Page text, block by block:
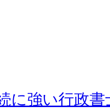
に強い行政